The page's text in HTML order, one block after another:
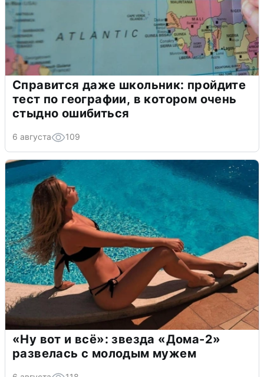
Справится даже школьник: пройдите
тест по географии, в котором очень
стыдно ошибиться
6 августа 109
«Ну вот и всё»: звезда «Дома-2»
развелась с молодым мужем